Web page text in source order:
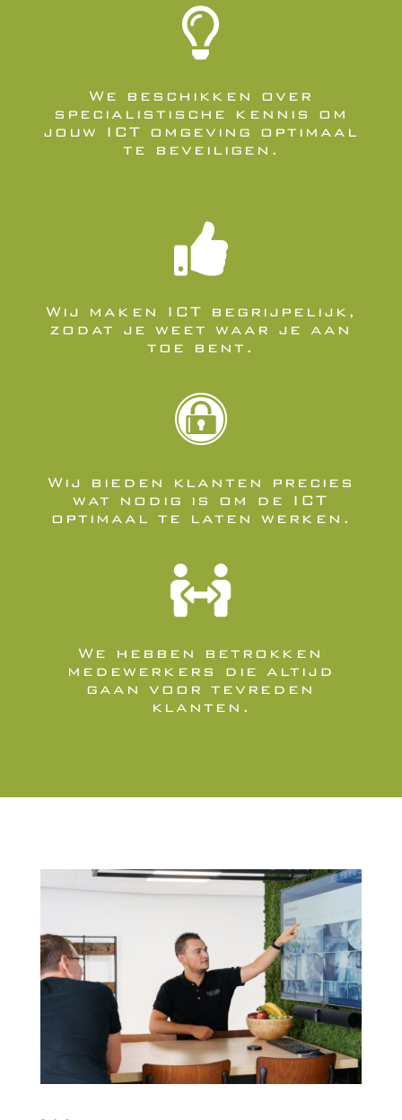

We beschikken over
specialistische kennis om
jouw ICT omgeving optimaal
te beveiligen.

Wij maken ICT begrijpelijk,
zodat je weet waar je aan
toe bent.

Wij bieden klanten precies
wat nodig is om de ICT
optimaal te laten werken.

We hebben betrokken
medewerkers die altijd
gaan voor tevreden
klanten.